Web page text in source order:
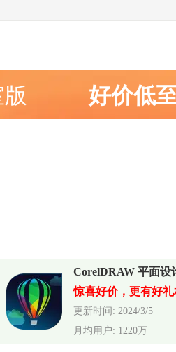
好价低
CorelDRAW 平面设
惊喜好价，更有好礼
更新时间: 2024/3/5
月均用户: 1220万